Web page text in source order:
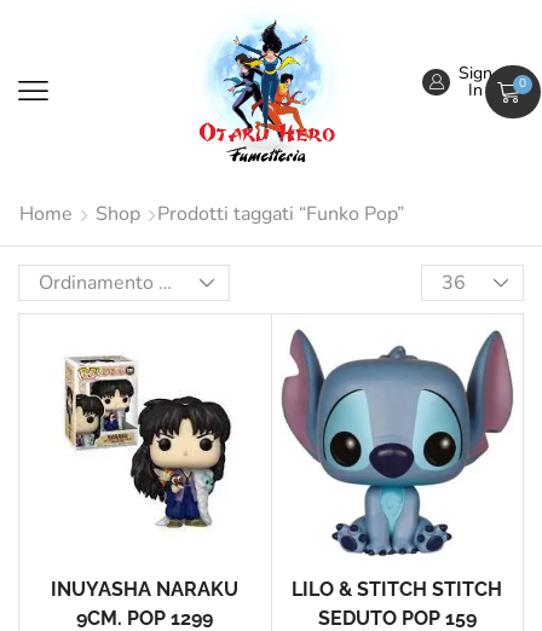
Sign
In 0
Home Shop Prodotti taggati “Funko Pop”
INUYASHA NARAKU
9CM. POP 1299
LILO & STITCH STITCH
SEDUTO POP 159